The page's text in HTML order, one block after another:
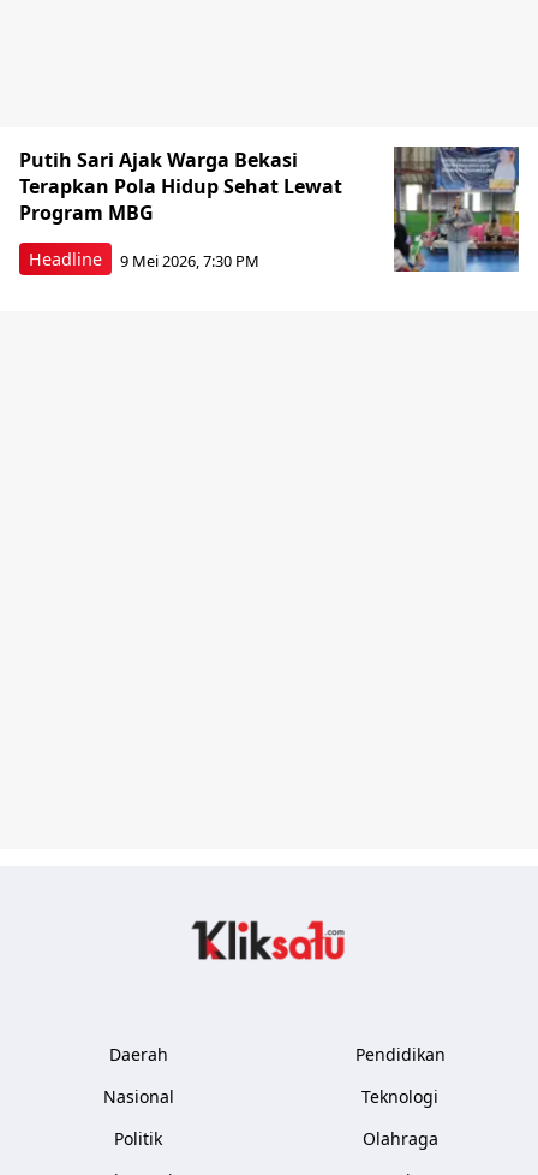
Headline
Putih Sari Ajak Warga Bekasi
Terapkan Pola Hidup Sehat Lewat
Program MBG
9 Mei 2026, 7:30 PM
Daerah
Nasional
Politik
Pendidikan
Teknologi
Olahraga